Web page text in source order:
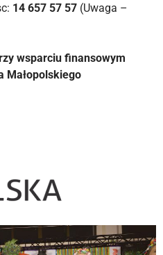
14 657 57 57 (Uwaga –
wsparciu finansowym
Małopolskiego